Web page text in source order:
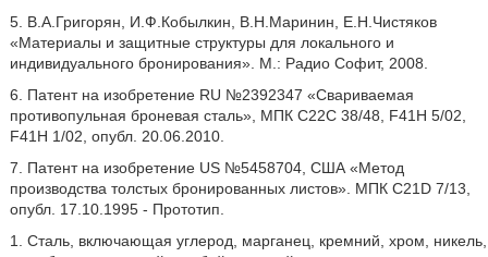
5. В.А.Григорян, И.Ф.Кобылкин, В.Н.Маринин, Е.Н.Чистяков
«Материалы и защитные структуры для локального и
индивидуального бронирования». М.: Радио Софит, 2008.
6. Патент на изобретение RU №2392347 «Свариваемая
противопульная броневая сталь», МПК С22С 38/48, F41H 5/02,
F41H 1/02, опубл. 20.06.2010.
7. Патент на изобретение US №5458704, США «Метод
производства толстых бронированных листов». МПК C21D 7/13,
опубл. 17.10.1995 - Прототип.
1. Сталь, включающая углерод, марганец, кремний, хром, никель,